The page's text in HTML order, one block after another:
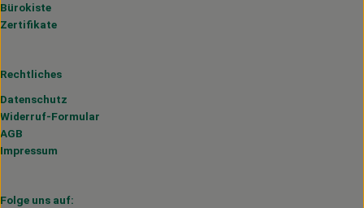
Bürokiste
Zertifikate
Rechtliches
Datenschutz
Widerruf-Formular
AGB
Impressum
Folge uns auf: